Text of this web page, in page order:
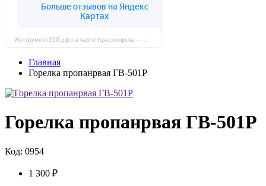
Главная
Горелка пропанрвая ГВ-501Р
Горелка пропанрвая ГВ-501Р
Код: 0954
1 300 ₽